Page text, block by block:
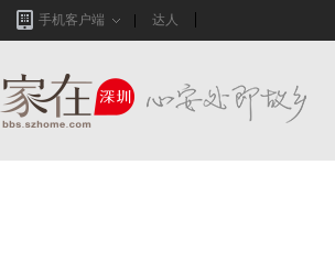
手机客户端 达人